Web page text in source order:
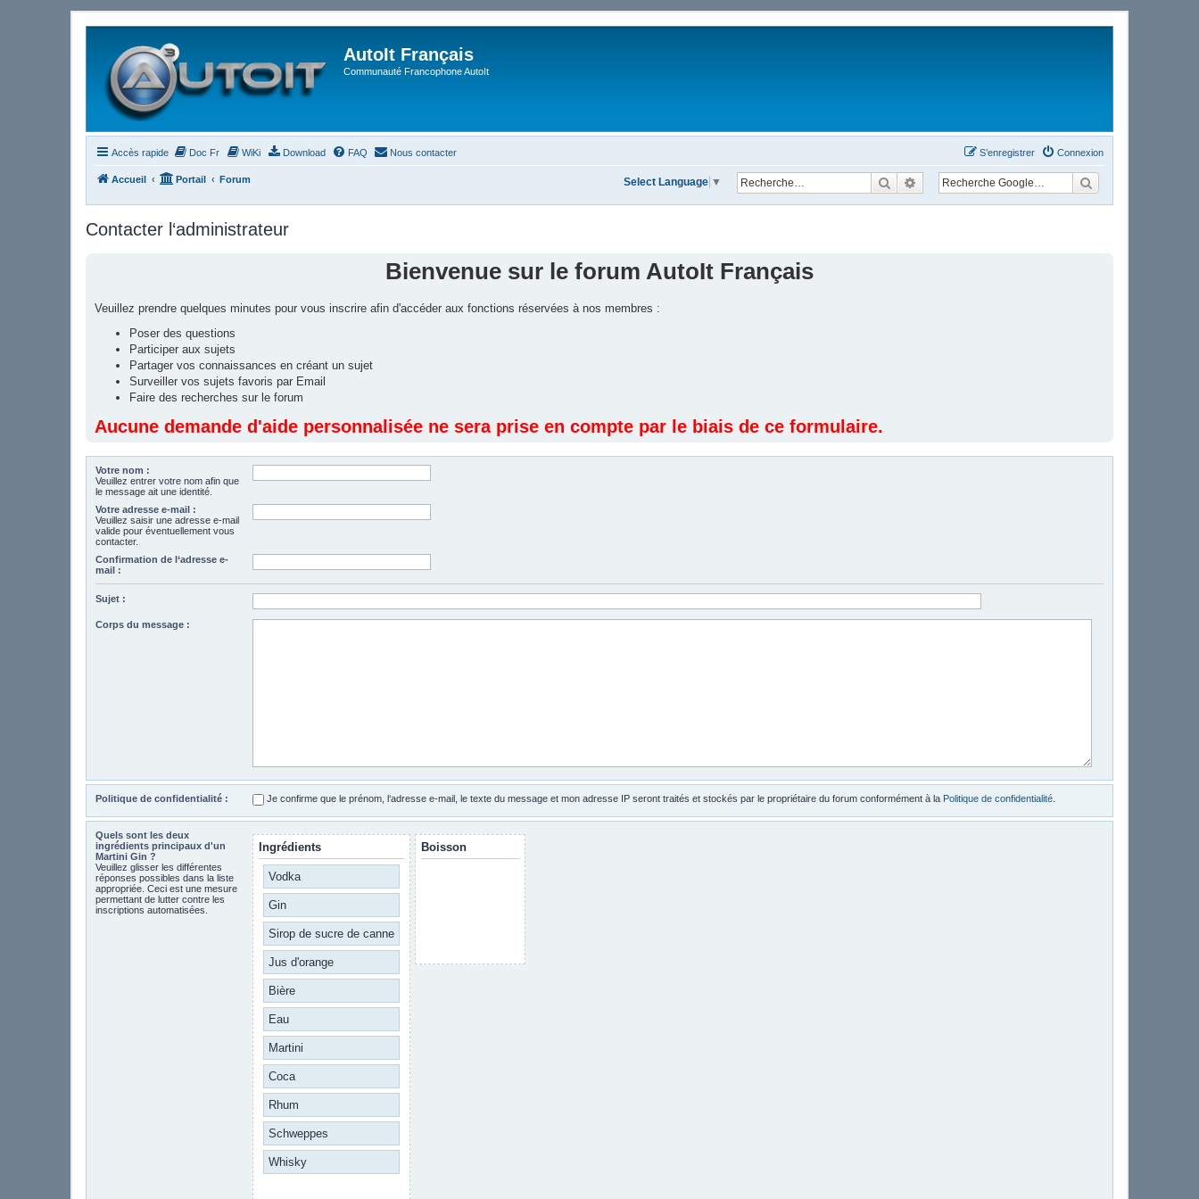
AutoIt Français
Communauté Francophone AutoIt
Accès rapide Doc Fr WiKi Download FAQ Nous contacter Connexion
S’enregistrer
Accueil Portail Forum RechercherRecherche avancée
Select Language ▼
Contacter l‘administrateur
Bienvenue sur le forum AutoIt Français
Veuillez prendre quelques minutes pour vous inscrire afin d'accéder aux fonctions réservées à nos membres :
Poser des questions
Participer aux sujets
Partager vos connaissances en créant un sujet
Surveiller vos sujets favoris par Email
Faire des recherches sur le forum
Aucune demande d'aide personnalisée ne sera prise en compte par le biais de ce formulaire.
Votre nom :
Veuillez entrer votre nom afin que
le message ait une identité.
Votre adresse e-mail :
Veuillez saisir une adresse e-mail
valide pour éventuellement vous
contacter.
Confirmation de l‘adresse e-
mail :
Sujet :
Corps du message :
Politique de confidentialité : Je confirme que le prénom, l‘adresse e-mail, le texte du message et mon adresse IP seront traités et stockés par le propriétaire du forum conformément à la Politique de confidentialité
Quels sont les deux
ingrédients principaux d'un
Martini Gin ?
Veuillez glisser les différentes
réponses possibles dans la liste
appropriée. Ceci est une mesure
permettant de lutter contre les
inscriptions automatisées.
Ingrédients
Vodka
Gin
Sirop de sucre de canne
Jus d'orange
Bière
Eau
Martini
Coca
Rhum
Schweppes
Whisky
Boisson